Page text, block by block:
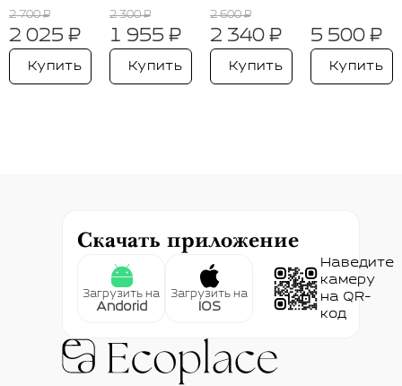
2 700 ₽
2 025 ₽
Купить
2 300 ₽
1 955 ₽
Купить
2 600 ₽
2 340 ₽
Купить
5 500 ₽
Купить
Скачать приложение
Загрузить на
Andorid
Загрузить на
IOS
Наведите
камеру
на QR-
код